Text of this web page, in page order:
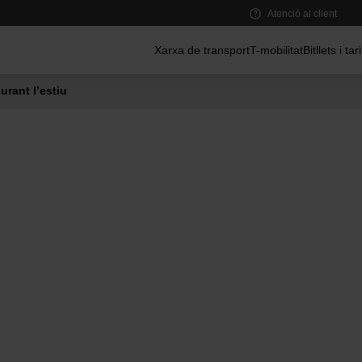
Atenció al client
Xarxa de transportT-mobilitatBitllets i
l’estiu